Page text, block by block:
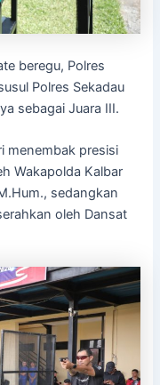
beregu, Polres
Polres Sekadau
sebagai Juara III.
menembak presisi
Wakapolda Kalbar
sedangkan
oleh Dansat